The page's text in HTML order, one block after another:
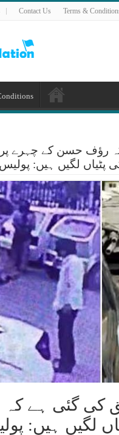
Contact Us Terms &
رؤف حسن کے چہرے پر
پٹیاں لگیں ہیں:
کی گئی ہے
لگیں ہیں: